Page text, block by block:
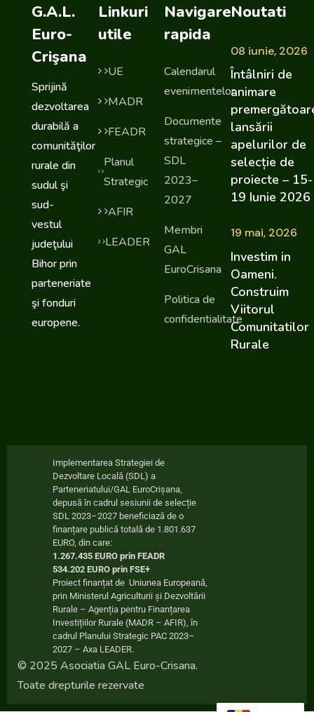
G.A.L.
Euro-
Crişana
Sprijină
dezvoltarea
durabilă a
comunităţilor
rurale din
sudul şi
sud-
vestul
judeţului
Bihor prin
parteneriate
şi fonduri
europene.
Linkuri
utile
UE
MADR
FEADR
Planul
Strategic
AFIR
LEADER
Navigare
rapida
Calendarul
evenimentelor
Documente
strategice –
SDL
2023–
2027
Membri
GAL
EuroCrisana
Politica de
confidentialitate
Noutati
08 iunie, 2026
Întâlniri de
animare
lansării
apelurilor de
selecție de
proiecte – 15-
19 Iunie 2026
19 mai, 2026
Investim in
Oameni.
Construim
Viitorul
Comunitatilor
Rurale
Implementarea Strategiei de
Dezvoltare Locală (SDL) a
Parteneriatului/GAL EuroCrișana,
depusă în cadrul sesiunii de selecție
SDL 2023–2027 beneficiază de o
finanțare publică totală de 1.801.637
EURO, din care:
1.267.435 EURO prin FEADR
534.202 EURO prin FSE+
Proiect finanțat de Uniunea Europeană,
prin Ministerul Agriculturii și Dezvoltării
Rurale – Agenția pentru Finanțarea
Investițiilor Rurale (MADR – AFIR), în
cadrul Planului Strategic PAC 2023–
2027 – Axa LEADER.
© 2025 Asociatia GAL Euro-Crisana.
Toate drepturile rezervate